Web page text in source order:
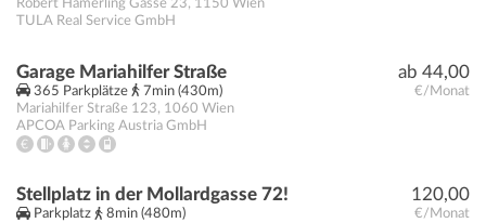
Robert Hamerling Gasse 23, 1150 Wien
TULA Real Service GmbH
ab 44,00
€/Monat
Garage Mariahilfer Straße
365 Parkplätze
7min (430m)
Mariahilfer Straße 123, 1060 Wien
APCOA Parking Austria GmbH
120,00
€/Monat
Stellplatz in der Mollardgasse 72!
Parkplatz
8min (480m)